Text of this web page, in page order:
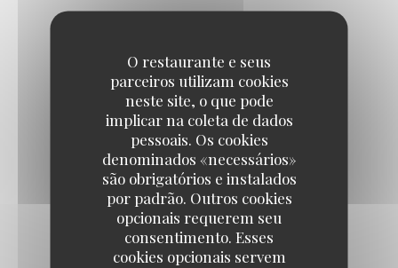
O restaurante e seus
parceiros utilizam cookies
neste site, o que pode
implicar na coleta de dados
pessoais. Os cookies
denominados «necessários»
são obrigatórios e instalados
por padrão. Outros cookies
opcionais requerem seu
consentimento. Esses
cookies opcionais servem
Menu
menu du soir 68€
68,00 EUR